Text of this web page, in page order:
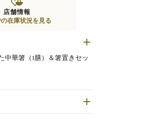
店舗情報
在庫状況を見る
華箸（1膳）＆箸置きセッ
グ 箸置きを組み合わせ。
に洗練された遊び心と現代